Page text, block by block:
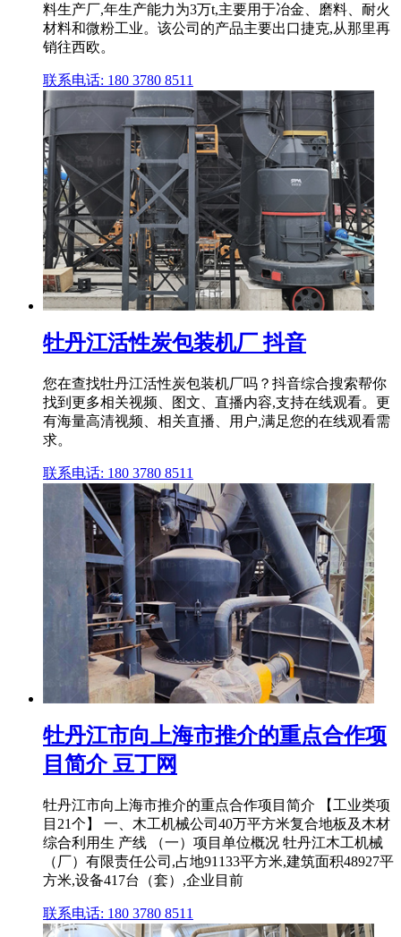
料生产厂,年生产能力为3万t,主要用于冶金、磨料、耐火
材料和微粉工业。该公司的产品主要出口捷克,从那里再
销往西欧。
联系电话: 180 3780 8511
牡丹江活性炭包装机厂 抖音
您在查找牡丹江活性炭包装机厂吗？抖音综合搜索帮你
找到更多相关视频、图文、直播内容,支持在线观看。更
有海量高清视频、相关直播、用户,满足您的在线观看需
求。
联系电话: 180 3780 8511
牡丹江市向上海市推介的重点合作项
目简介 豆丁网
牡丹江市向上海市推介的重点合作项目简介 【工业类项
目21个】 一、木工机械公司40万平方米复合地板及木材
综合利用生 产线 （一）项目单位概况 牡丹江木工机械
（厂）有限责任公司,占地91133平方米,建筑面积48927平
方米,设备417台（套）,企业目前
联系电话: 180 3780 8511